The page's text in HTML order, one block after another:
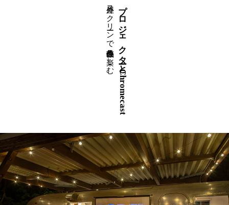
プロジェクターとChromecast
屋外スクリーンで映像作品を楽しむ